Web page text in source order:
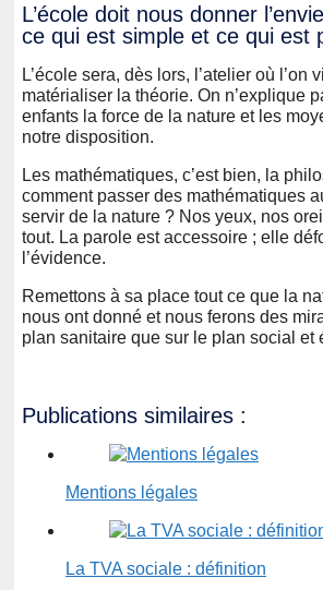
L’école doit nous donner
ce qui est simple et ce qui est
L’école sera, dès lors, l’atelier où l’on
matérialiser la théorie. On n’explique
enfants la force de la nature et les
notre disposition.
Les mathématiques, c’est bien, la
comment passer des mathématiques
servir de la nature ? Nos yeux, nos
tout. La parole est accessoire ; elle
l’évidence.
Remettons à sa place tout ce que la
nous ont donné et nous ferons des
plan sanitaire que sur le plan social et
Publications similaires :
Mentions légales
La TVA sociale : définition